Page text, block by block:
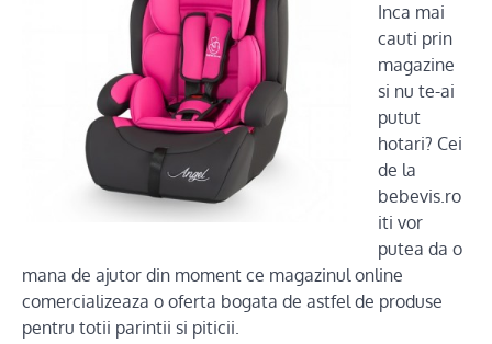
Inca mai
cauti prin
magazine
si nu te-ai
putut
hotari? Cei
de la
bebevis.ro
iti vor
putea da o
mana de ajutor din moment ce magazinul online
comercializeaza o oferta bogata de astfel de produse
pentru totii parintii si piticii.